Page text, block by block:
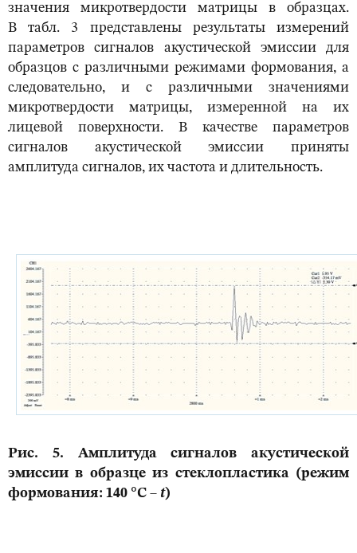
значения микротвердости матрицы в образцах.
В табл. 3 представлены результаты измерений
параметров сигналов акустической эмиссии для
образцов с различными режимами формования, а
следовательно, и с различными значениями
микротвердости матрицы, измеренной на их
лицевой поверхности. В качестве параметров
сигналов акустической эмиссии приняты
амплитуда сигналов, их частота и длительность.
Рис. 5. Амплитуда сигналов акустической
эмиссии в образце из стеклопластика (режим
формования: 140 °С – t)